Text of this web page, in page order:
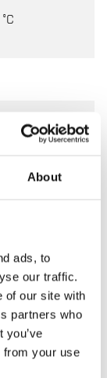
About
ads, to
our traffic.
of our site with
partners who
you’ve
from your use
Control